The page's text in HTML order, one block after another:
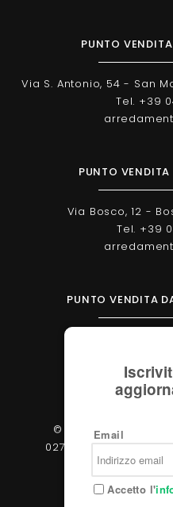
PUNTO
Via S. Antonio, 54 - San
Tel. +39
PUNTO
Via Bosco, 12 -
Tel. +39
PUNTO VENDITA
© 2026 - Perbellini
02783400233 - Via
Email
Accetto l'